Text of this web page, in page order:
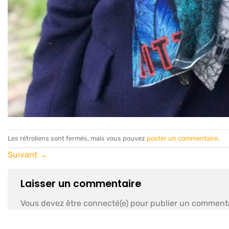
Les rétroliens sont fermés, mais vous pouvez poster un commentaire.
Suivant →
Laisser un commentaire
Vous devez être connecté(e) pour publier un